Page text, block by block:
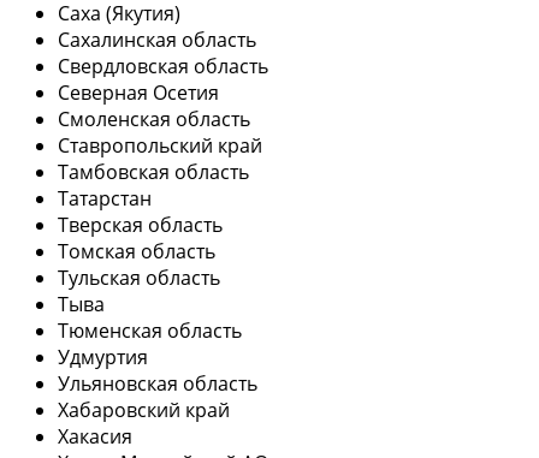
Саха (Якутия)
Сахалинская область
Свердловская область
Северная Осетия
Смоленская область
Ставропольский край
Тамбовская область
Татарстан
Тверская область
Томская область
Тульская область
Тыва
Тюменская область
Удмуртия
Ульяновская область
Хабаровский край
Хакасия